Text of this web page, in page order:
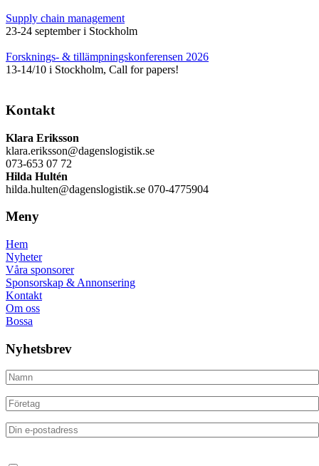
Supply chain management
23-24 september i Stockholm
Forsknings- & tillämpningskonferensen 2026
13-14/10 i Stockholm, Call for papers!
Kontakt
Klara Eriksson
klara.eriksson@dagenslogistik.se
073-653 07 72
Hilda Hultén
hilda.hulten@dagenslogistik.se 070-4775904
Meny
Hem
Nyheter
Våra sponsorer
Sponsorskap & Annonsering
Kontakt
Om oss
Bossa
Nyhetsbrev